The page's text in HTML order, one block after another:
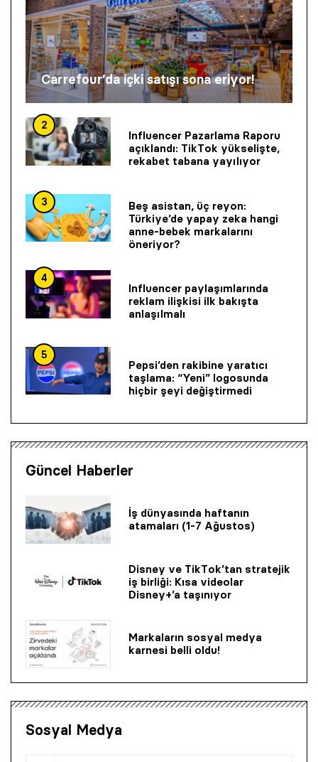
Carrefour’da içki satışı sona eriyor!
2
Influencer Pazarlama Raporu
açıklandı: TikTok yükselişte,
rekabet tabana yayılıyor
3
Beş asistan, üç reyon:
Türkiye’de yapay zeka hangi
anne-bebek markalarını
öneriyor?
4
Influencer paylaşımlarında
reklam ilişkisi ilk bakışta
anlaşılmalı
5
Pepsi’den rakibine yaratıcı
taşlama: “Yeni” logosunda
hiçbir şeyi değiştirmedi
Güncel Haberler
İş dünyasında haftanın
atamaları (1-7 Ağustos)
Disney ve TikTok’tan stratejik
iş birliği: Kısa videolar
Disney+’a taşınıyor
Markaların sosyal medya
karnesi belli oldu!
Sosyal Medya